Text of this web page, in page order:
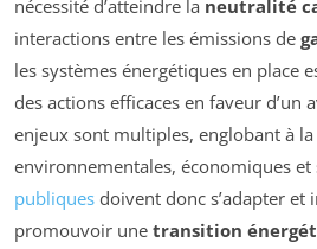
nécessité d’atteindre la neutralité
interactions entre les émissions de
les systèmes énergétiques en place
des actions efficaces en faveur d’un
enjeux sont multiples, englobant à
environnementales, économiques et
publiques doivent donc s’adapter
promouvoir une transition